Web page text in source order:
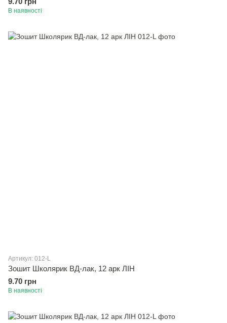
В наявності
Артикул: 012-L
Зошит Школярик ВД-лак, 12 арк ЛІН
9.70 грн
В наявності